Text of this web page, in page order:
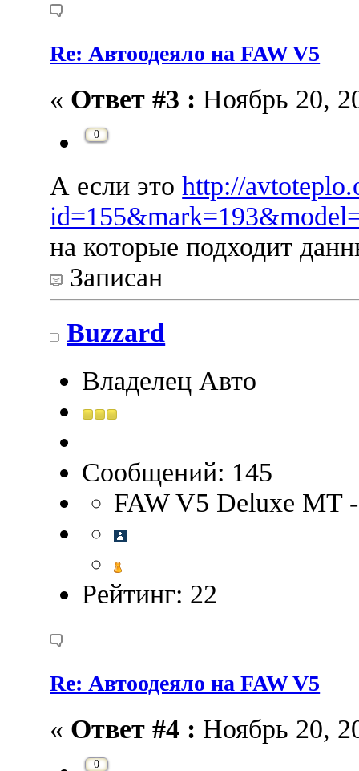
Re: Автоодеяло на FAW V5
« Ответ #3 : Ноябрь 20,
0
А если этоhttp://
на которые подходит
Записан
Buzzard
Владелец Авто
Сообщений: 145
FAW V5 Deluxe MT
Рейтинг: 22
Re: Автоодеяло на FAW V5
« Ответ #4 : Ноябрь 20,
0